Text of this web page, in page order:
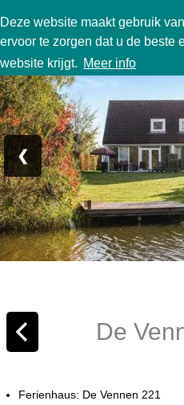
Deze website maakt gebruik
ervoor te zorgen dat u de beste
website krijgt. Meer info
Karperbungalow
Foto 1/16
❮
De
Ferienhaus: De Vennen 221